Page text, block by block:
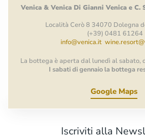
Venica & Venica Di Gianni Venica e C.
Località Cerò 8 34070 Dolegna
(+39) 0481 61264
info@venica.it
La bottega è aperta dal lunedì al sabato,
I sabati di gennaio la bottega
Google Maps
Iscriviti alla